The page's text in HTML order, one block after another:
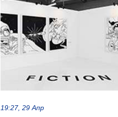
19:27, 29 Апр